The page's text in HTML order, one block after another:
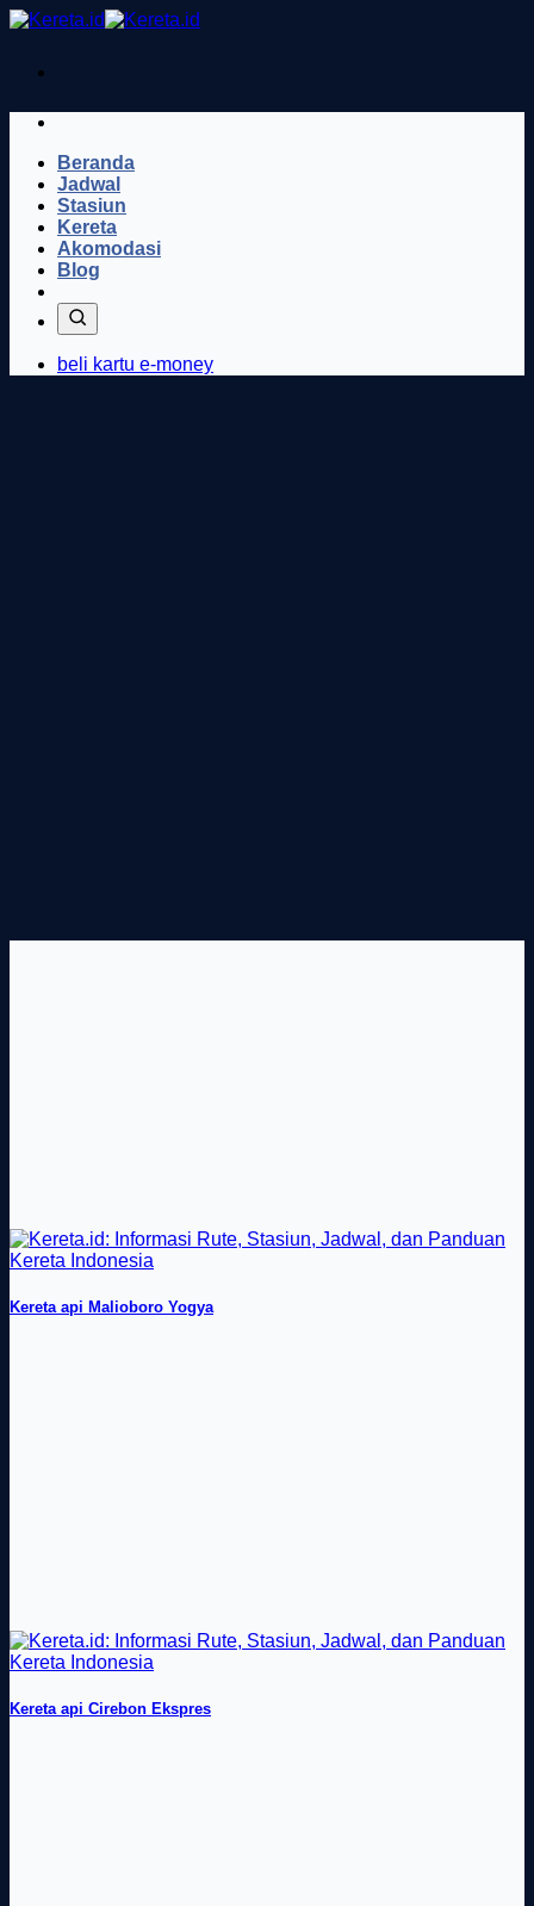
Skip
Beranda
Jadwal
Stasiun
Kereta
Akomodasi
Blog
beli kartu e-money
Kereta api Malioboro Yogya
Kereta api Cirebon Ekspres